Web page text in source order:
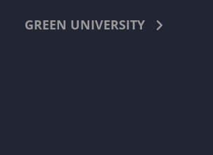
GREEN UNIVERSITY